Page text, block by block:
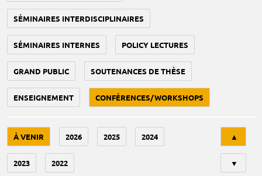
SÉMINAIRES INTERDISCIPLINAIRES
SÉMINAIRES INTERNES POLICY LECTURES
GRAND PUBLIC SOUTENANCES DE THÈSE
ENSEIGNEMENT CONFÉRENCES/WORKSHOPS
À VENIR 2026 2025 2024
2023 2022
▲
▼